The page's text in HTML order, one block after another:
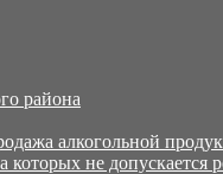
района
алкогольной
не допускается